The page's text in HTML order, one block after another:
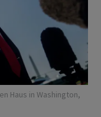
Haus in Washington,